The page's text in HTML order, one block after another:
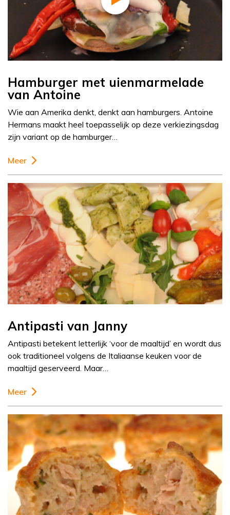
Hamburger met uienmarmelade
van Antoine
Wie aan Amerika denkt, denkt aan hamburgers. Antoine
Hermans maakt heel toepasselijk op deze verkiezingsdag
zijn variant op de hamburger…
Meer
Antipasti van Janny
Antipasti betekent letterlijk ‘voor de maaltijd’ en wordt dus
ook traditioneel volgens de Italiaanse keuken voor de
maaltijd geserveerd. Maar…
Meer